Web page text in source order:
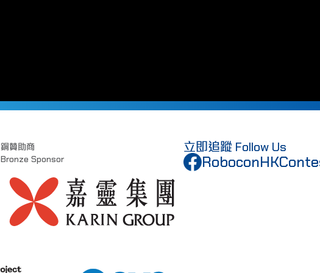
銅贊助商
Bronze Sponsor
立即追蹤 Follow Us